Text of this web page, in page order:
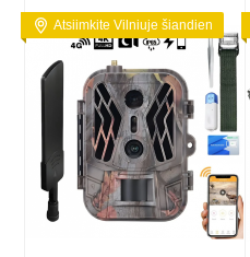
Atsiimkite Vilniuje šiandien